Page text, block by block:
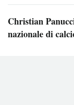
Christian
nazionale di